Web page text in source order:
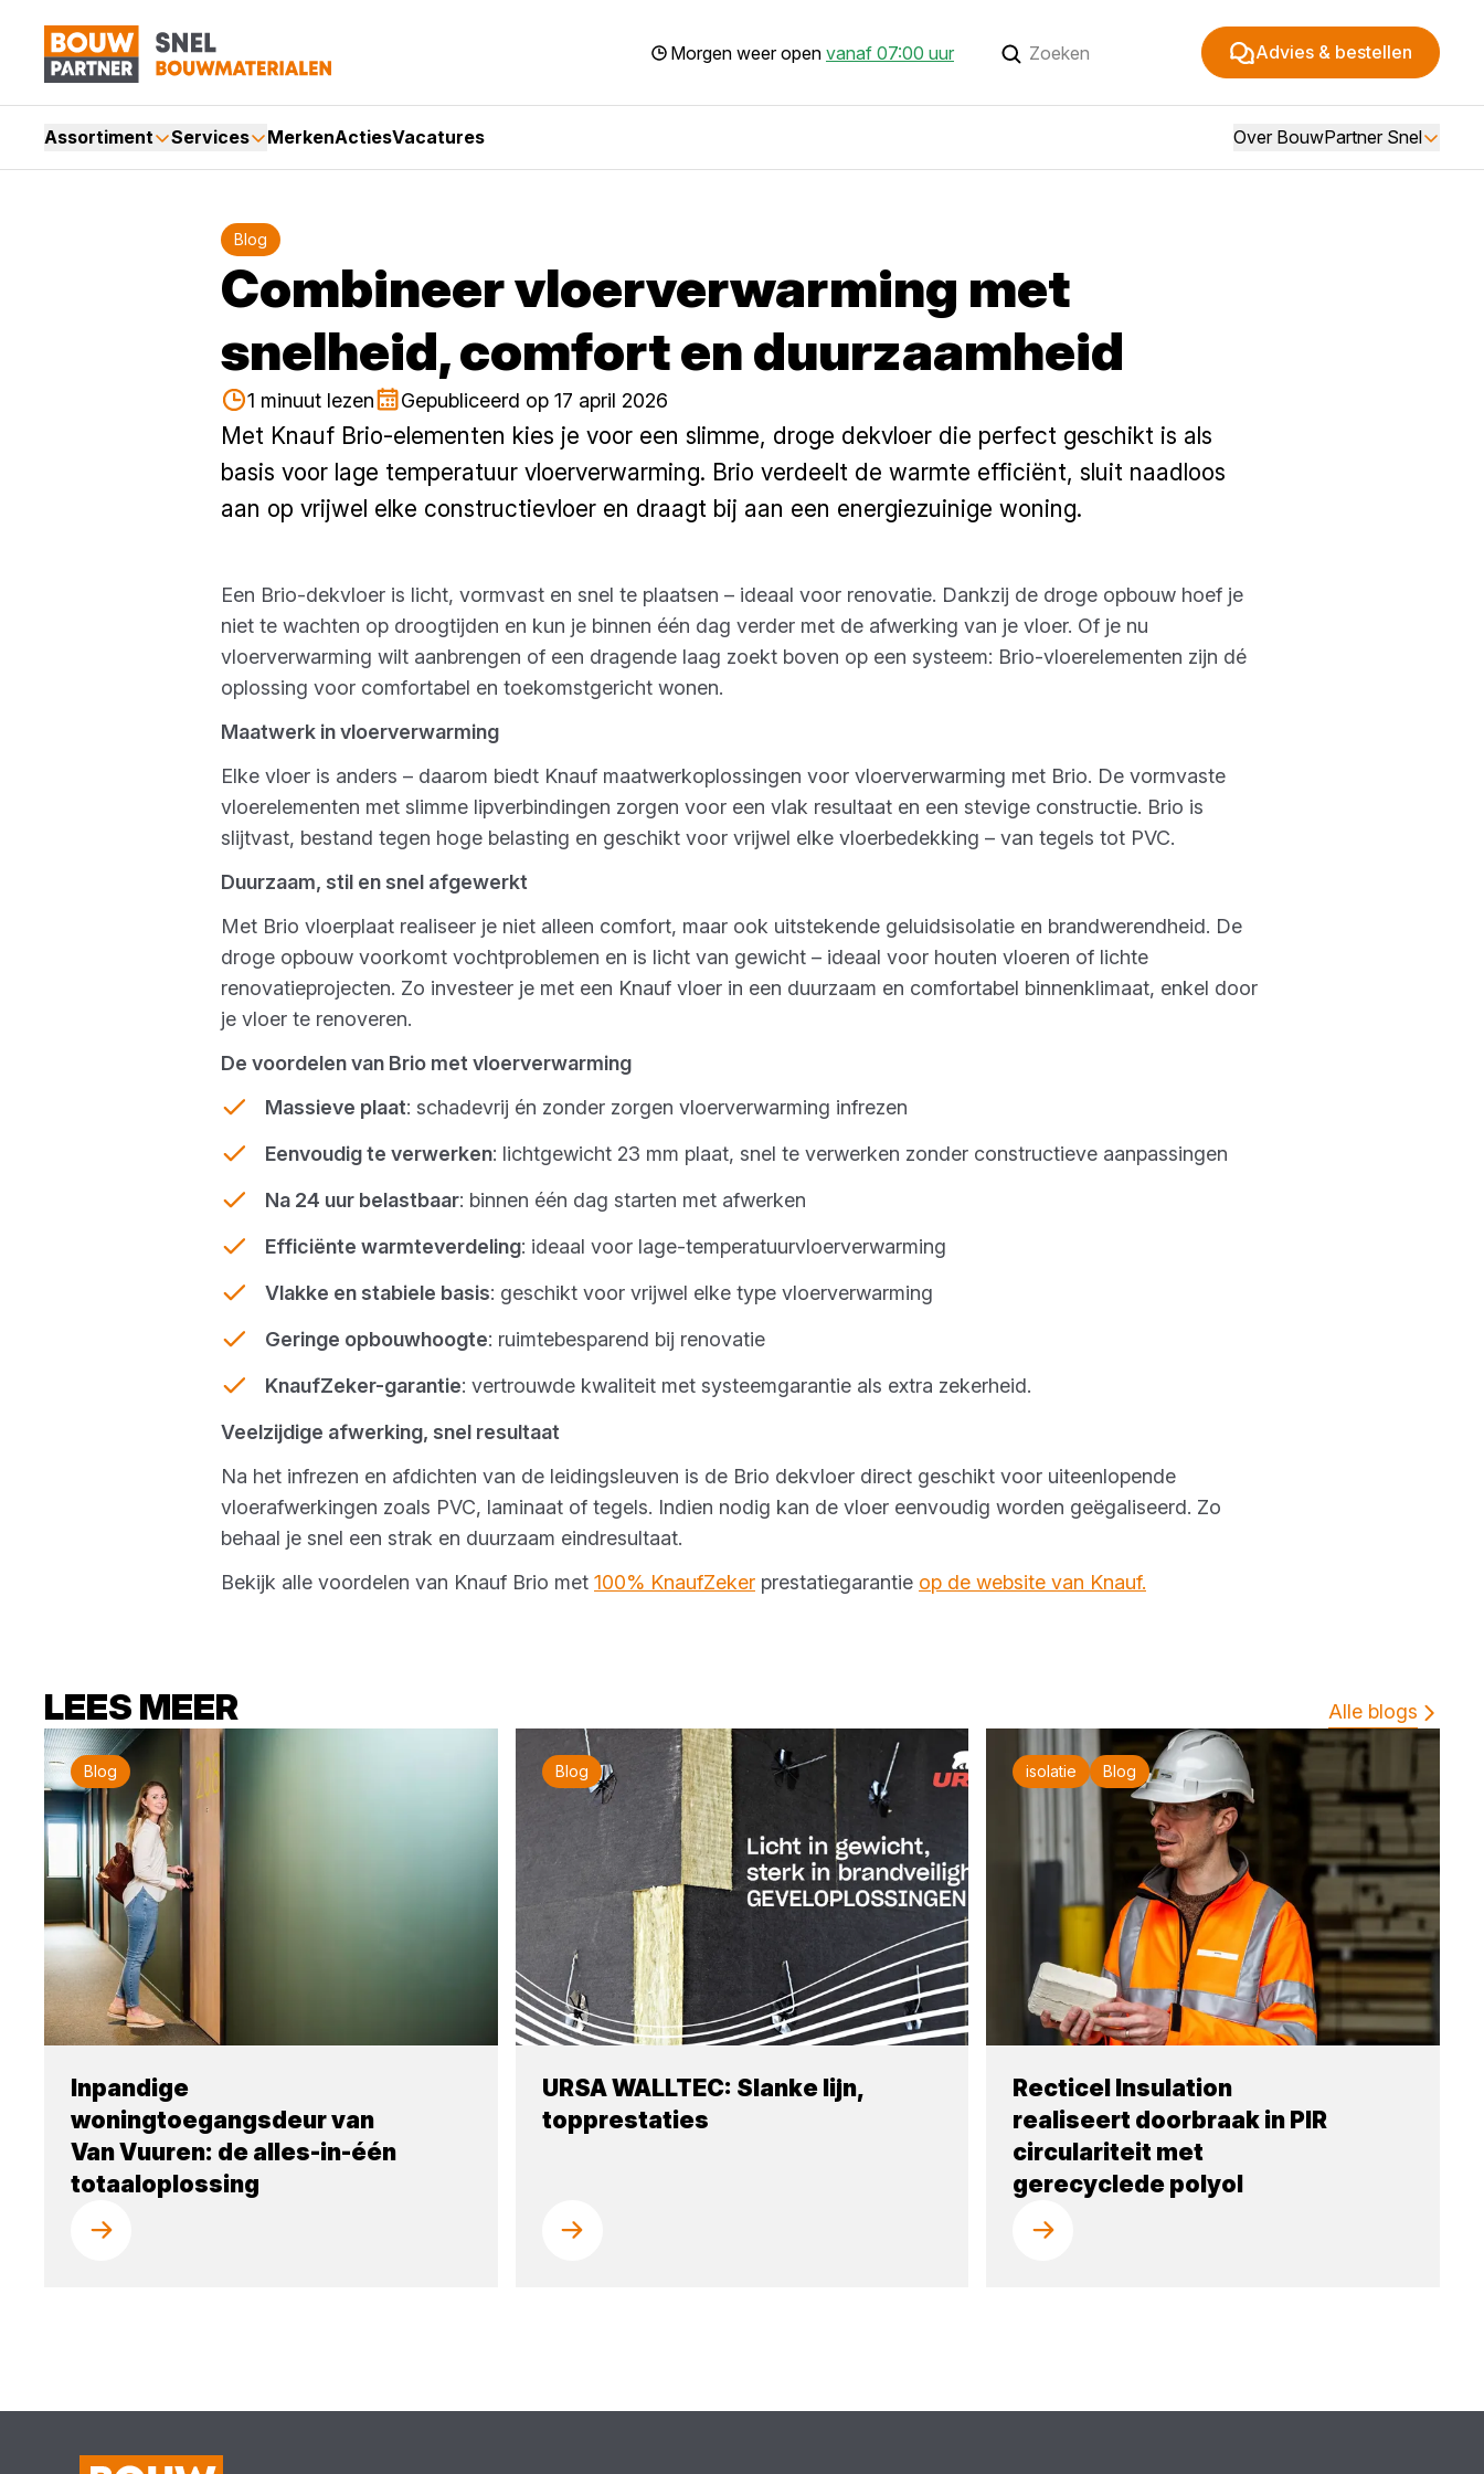
Morgen weer open vanaf 07:00 uur Advies & bestellen
Assortiment Services MerkenActiesVacatures Over BouwPartner Snel
Blog
Combineer vloerverwarming met
snelheid, comfort en duurzaamheid
1 minuut lezen Gepubliceerd op 17 april 2026
Met Knauf Brio-elementen kies je voor een slimme, droge dekvloer die perfect geschikt is als
basis voor lage temperatuur vloerverwarming. Brio verdeelt de warmte efficiënt, sluit naadloos
aan op vrijwel elke constructievloer en draagt bij aan een energiezuinige woning.
Een Brio-dekvloer is licht, vormvast en snel te plaatsen – ideaal voor renovatie. Dankzij de droge opbouw hoef je
niet te wachten op droogtijden en kun je binnen één dag verder met de afwerking van je vloer. Of je nu
vloerverwarming wilt aanbrengen of een dragende laag zoekt boven op een systeem: Brio-vloerelementen zijn dé
oplossing voor comfortabel en toekomstgericht wonen.
Maatwerk in vloerverwarming
Elke vloer is anders – daarom biedt Knauf maatwerkoplossingen voor vloerverwarming met Brio. De vormvaste
vloerelementen met slimme lipverbindingen zorgen voor een vlak resultaat en een stevige constructie. Brio is
slijtvast, bestand tegen hoge belasting en geschikt voor vrijwel elke vloerbedekking – van tegels tot PVC.
Duurzaam, stil en snel afgewerkt
Met Brio vloerplaat realiseer je niet alleen comfort, maar ook uitstekende geluidsisolatie en brandwerendheid. De
droge opbouw voorkomt vochtproblemen en is licht van gewicht – ideaal voor houten vloeren of lichte
renovatieprojecten. Zo investeer je met een Knauf vloer in een duurzaam en comfortabel binnenklimaat, enkel door
je vloer te renoveren.
De voordelen van Brio met vloerverwarming
Massieve plaat: schadevrij én zonder zorgen vloerverwarming infrezen
Eenvoudig te verwerken: lichtgewicht 23 mm plaat, snel te verwerken zonder constructieve aanpassingen
Na 24 uur belastbaar: binnen één dag starten met afwerken
Efficiënte warmteverdeling: ideaal voor lage-temperatuurvloerverwarming
Vlakke en stabiele basis: geschikt voor vrijwel elke type vloerverwarming
Geringe opbouwhoogte: ruimtebesparend bij renovatie
KnaufZeker-garantie: vertrouwde kwaliteit met systeemgarantie als extra zekerheid.
Veelzijdige afwerking, snel resultaat
Na het infrezen en afdichten van de leidingsleuven is de Brio dekvloer direct geschikt voor uiteenlopende
vloerafwerkingen zoals PVC, laminaat of tegels. Indien nodig kan de vloer eenvoudig worden geëgaliseerd. Zo
behaal je snel een strak en duurzaam eindresultaat.
Bekijk alle voordelen van Knauf Brio met 100% KnaufZeker prestatiegarantie op de website van Knauf.
LEES MEER Alle blogs
Blog
Inpandige
woningtoegangsdeur van
Van Vuuren: de alles-in-één
totaaloplossing
Blog
URSA WALLTEC: Slanke lijn,
topprestaties
isolatie Blog
Recticel Insulation
realiseert doorbraak in PIR
circulariteit met
gerecyclede polyol